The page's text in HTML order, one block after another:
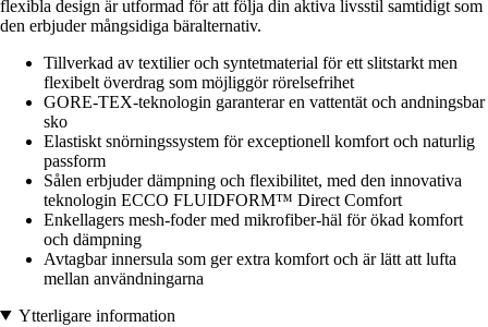
flexibla design är utformad för att följa din aktiva livsstil samtidigt som
den erbjuder mångsidiga bäralternativ.
Tillverkad av textilier och syntetmaterial för ett slitstarkt men
flexibelt överdrag som möjliggör rörelsefrihet
GORE-TEX-teknologin garanterar en vattentät och andningsbar
sko
Elastiskt snörningssystem för exceptionell komfort och naturlig
passform
Sålen erbjuder dämpning och flexibilitet, med den innovativa
teknologin ECCO FLUIDFORM™ Direct Comfort
Enkellagers mesh-foder med mikrofiber-häl för ökad komfort
och dämpning
Avtagbar innersula som ger extra komfort och är lätt att lufta
mellan användningarna
Ytterligare information